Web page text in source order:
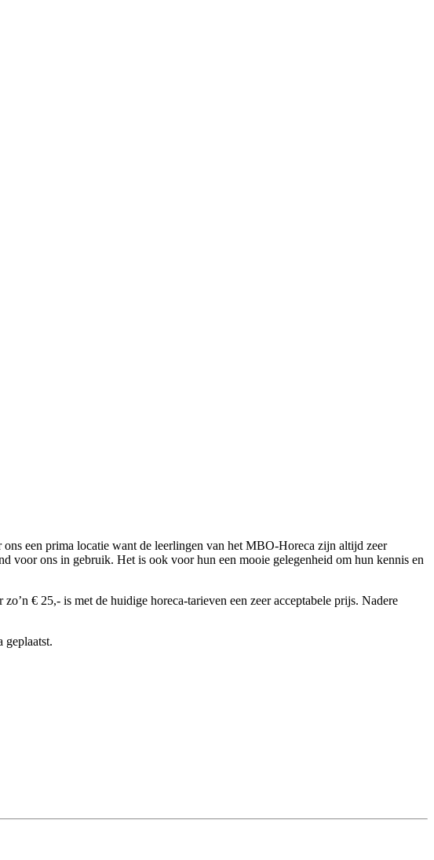
een prima locatie want de leerlingen van het MBO-Horeca zijn altijd zeer
voor ons in gebruik. Het is ook voor hun een mooie gelegenheid om hun kennis en
€ 25,- is met de huidige horeca-tarieven een zeer acceptabele prijs. Nadere
geplaatst.